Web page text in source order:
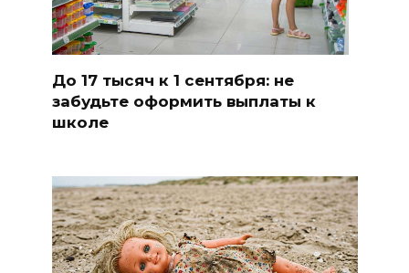
До 17 тысяч к 1 сентября: не
забудьте оформить выплаты к
школе